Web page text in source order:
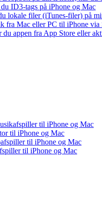
du ID3-tags på iPhone og Mac
lokale filer (iTunes-filer) på
fra Mac eller PC til iPhone via
du appen fra App Store eller
til iPhone og Mac
til iPhone og Mac
til iPhone og Mac
til iPhone og Mac